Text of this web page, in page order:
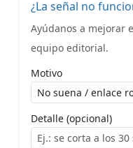
¿La señal no
Ayúdanos a mejorar
equipo editorial.
Motivo
Detalle (opcional)